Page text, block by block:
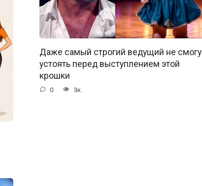
Даже самый строгий ведущий не смогу
устоять перед выступлением этой
крошки
0 3к.